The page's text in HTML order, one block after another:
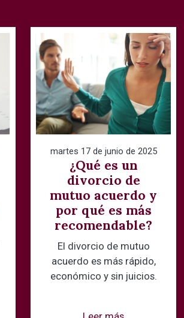
martes 17 de junio de 2025
¿Qué es un
divorcio de
mutuo acuerdo y
por qué es más
recomendable?
El divorcio de mutuo
acuerdo es más rápido,
económico y sin juicios.